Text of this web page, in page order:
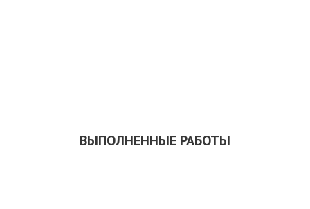
ВЫПОЛНЕННЫЕ РАБОТЫ